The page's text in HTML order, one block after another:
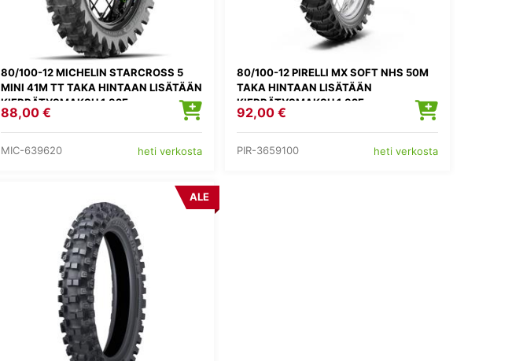
80/100-12 MICHELIN STARCROSS 5
MINI 41M TT TAKA HINTAAN LISÄTÄÄN
KIERRÄTYSMAKSU 1,82E
88,00 €
MIC-639620 heti verkosta
80/100-12 PIRELLI MX SOFT NHS 50M
TAKA HINTAAN LISÄTÄÄN
KIERRÄTYSMAKSU 1,82E
92,00 €
PIR-3659100 heti verkosta
ALE